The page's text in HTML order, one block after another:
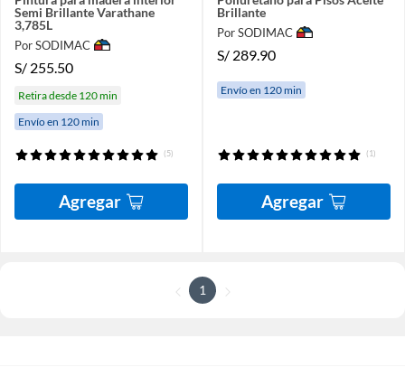
Semi Brillante Varathane
3,785L
Por SODIMAC
S/ 255.50
Retira desde 120 min
Envío en 120 min
(5)
Agregar
Brillante
Por SODIMAC
S/ 289.90
Envío en 120 min
(1)
Agregar
1